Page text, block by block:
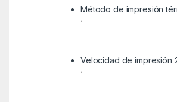
Método de impresión
‘
Velocidad de impresión
‘